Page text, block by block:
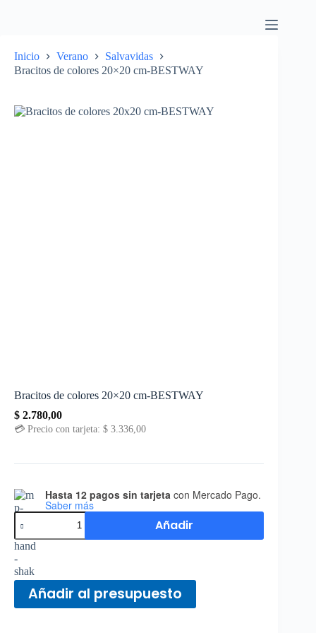
Inicio Verano
Salvavidas
Bracitos de colores 20×20 cm-BESTWAY
Bracitos de colores 20×20 cm-BESTWAY
$ 2.780,00
💳 Precio con tarjeta: $ 3.336,00
Hasta 12 pagos sin tarjeta con Mercado Pago.
Saber más
Añadir
Añadir al presupuesto